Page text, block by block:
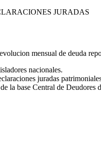
JURADAS
mensual de deuda
nacionales.
juradas
la base Central de Deudores